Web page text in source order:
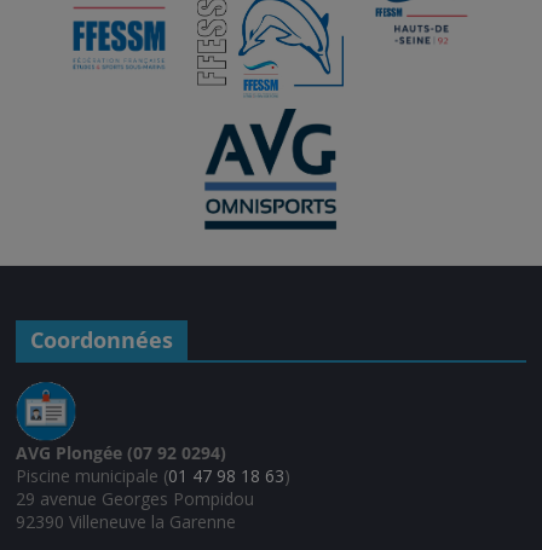
Coordonnées
AVG Plongée (07 92 0294)
Piscine municipale (01 47 98 18 63)
29 avenue Georges Pompidou
92390 Villeneuve la Garenne